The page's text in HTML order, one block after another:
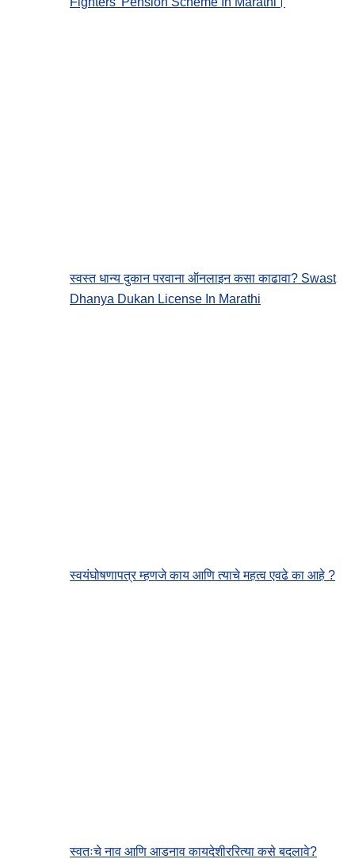
स्वस्त धान्य दुकान परवाना ऑनलाइन कसा काढावा? Swast
Dhanya Dukan License In Marathi
स्वयंघोषणापत्र म्हणजे काय आणि त्याचे महत्व एवढे का आहे ?
स्वतःचे नाव आणि आडनाव कायदेशीररित्या कसे बदलावे?